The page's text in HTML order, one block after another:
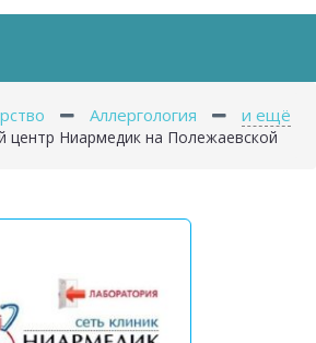
Аллергология
и ещё
центр Ниармедик на Полежаевской